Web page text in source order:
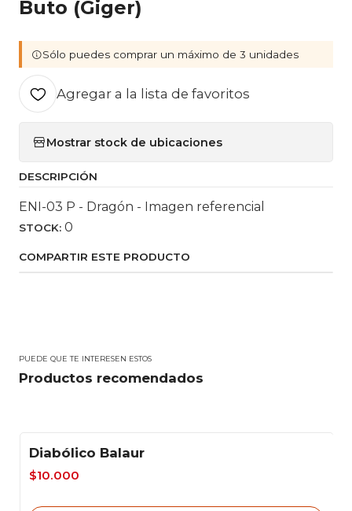
Buto (Giger)
Sólo puedes comprar un máximo de 3 unidades
Agregar a la lista de favoritos
Mostrar stock de ubicaciones
DESCRIPCIÓN
ENI-03 P - Dragón - Imagen referencial
STOCK: 0
COMPARTIR ESTE PRODUCTO
PUEDE QUE TE INTERESEN ESTOS
Productos recomendados
-17%
Agotado
Diabólico Balaur
$10.000